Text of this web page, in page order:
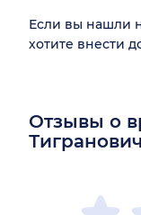
Если вы нашли
хотите внести
Отзывы о
Тигранович